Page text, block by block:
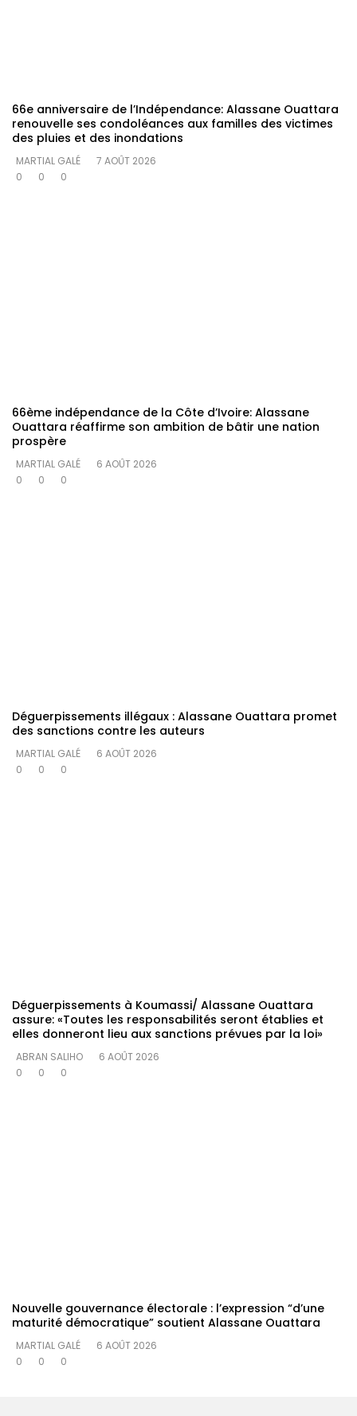
66e anniversaire de l’Indépendance: Alassane Ouattara
renouvelle ses condoléances aux familles des victimes
des pluies et des inondations
MARTIAL GALÉ
7 AOÛT 2026
0
0 0
66ème indépendance de la Côte d’Ivoire: Alassane
Ouattara réaffirme son ambition de bâtir une nation
prospère
MARTIAL GALÉ
6 AOÛT 2026
0
0 0
Déguerpissements illégaux : Alassane Ouattara promet
des sanctions contre les auteurs
MARTIAL GALÉ
6 AOÛT 2026
0
0 0
Déguerpissements à Koumassi/ Alassane Ouattara
assure: «Toutes les responsabilités seront établies et
elles donneront lieu aux sanctions prévues par la loi»
ABRAN SALIHO
6 AOÛT 2026
0
0 0
Nouvelle gouvernance électorale : l’expression “d’une
maturité démocratique” soutient Alassane Ouattara
MARTIAL GALÉ
6 AOÛT 2026
0
0 0